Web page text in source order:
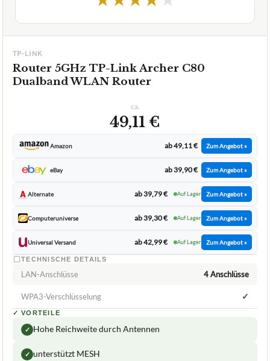
TP-LINK
Router 5GHz TP-Link Archer C80
Dualband WLAN Router
ca.
49,11 €
Amazon ab 49,11 € Zum Angebot »
eBay ab 39,90 € Zum Angebot »
Alternate ab 39,79 € Auf Lager Zum Angebot »
Computeruniverse ab 39,30 € Auf Lager Zum Angebot »
Universal Versand ab 42,99 € Auf Lager Zum Angebot »
TECHNISCHE DETAILS
LAN-Anschlüsse 4 Anschlüsse
WPA3-Verschlüsselung ✓
✓ VORTEILE
✓ Hohe Reichweite durch Antennen
✓ unterstützt MESH